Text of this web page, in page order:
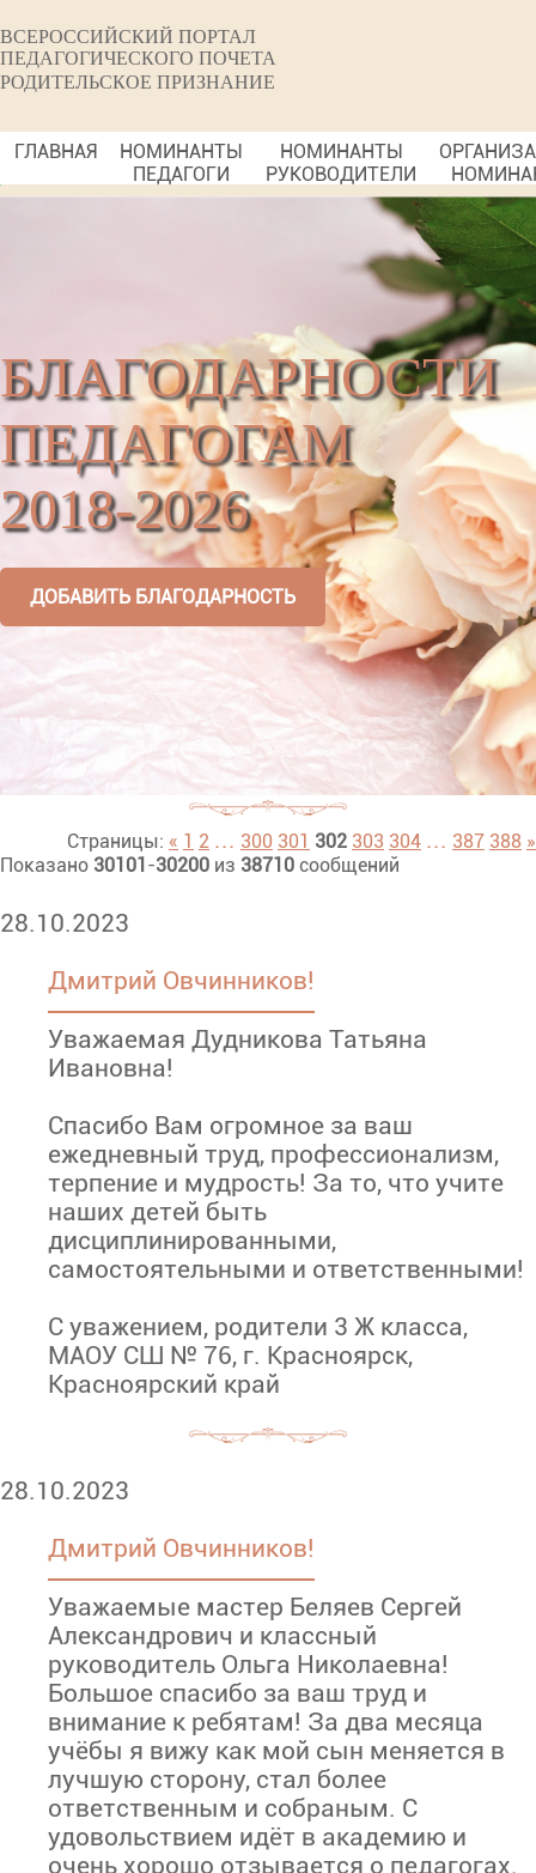
ВСЕРОССИЙСКИЙ ПОРТАЛ
ПЕДАГОГИЧЕСКОГО ПОЧЕТА
РОДИТЕЛЬСКОЕ ПРИЗНАНИЕ
ГЛАВНАЯ
НОМИНАНТЫ
ПЕДАГОГИ
НОМИНАНТЫ
РУКОВОДИТЕЛИ
БЛАГОДАРНОСТИ
ПЕДАГОГАМ
2018-2026
ДОБАВИТЬ БЛАГОДАРНОСТЬ
Страницы: « 1 2 ... 300 301 302 303 304 ... 387 388 »
Показано 30101 -30200 из 38710 сообщений
28.10.2023
Дмитрий Овчинников!
Уважаемая Дудникова Татьяна
Ивановна!
Спасибо Вам огромное за ваш
ежедневный труд, профессионализм,
терпение и мудрость! За то, что учите
наших детей быть
дисциплинированными,
самостоятельными и ответственными!
С уважением, родители 3 Ж класса,
МАОУ СШ № 76, г. Красноярск,
Красноярский край
28.10.2023
Дмитрий Овчинников!
Уважаемые мастер Беляев Сергей
Александрович и классный
руководитель Ольга Николаевна!
Большое спасибо за ваш труд и
внимание к ребятам! За два месяца
учёбы я вижу как мой сын меняется в
лучшую сторону, стал более
ответственным и собраным. С
удовольствием идёт в академию и
очень хорошо отзывается о педагогах.